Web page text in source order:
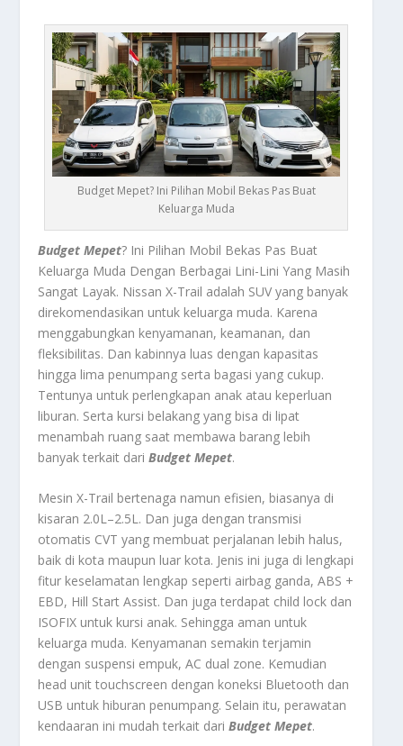
Budget Mepet? Ini Pilihan Mobil Bekas Pas Buat
Keluarga Muda
Budget Mepet? Ini Pilihan Mobil Bekas Pas Buat
Keluarga Muda Dengan Berbagai Lini-Lini Yang Masih
Sangat Layak. Nissan X-Trail adalah SUV yang banyak
direkomendasikan untuk keluarga muda. Karena
menggabungkan kenyamanan, keamanan, dan
fleksibilitas. Dan kabinnya luas dengan kapasitas
hingga lima penumpang serta bagasi yang cukup.
Tentunya untuk perlengkapan anak atau keperluan
liburan. Serta kursi belakang yang bisa di lipat
menambah ruang saat membawa barang lebih
banyak terkait dariBudget Mepet.
Mesin X-Trail bertenaga namun efisien, biasanya di
kisaran 2.0L–2.5L. Dan juga dengan transmisi
otomatis CVT yang membuat perjalanan lebih halus,
baik di kota maupun luar kota. Jenis ini juga di lengkapi
fitur keselamatan lengkap seperti airbag ganda, ABS +
EBD, Hill Start Assist. Dan juga terdapat child lock dan
ISOFIX untuk kursi anak. Sehingga aman untuk
keluarga muda. Kenyamanan semakin terjamin
dengan suspensi empuk, AC dual zone. Kemudian
head unit touchscreen dengan koneksi Bluetooth dan
USB untuk hiburan penumpang. Selain itu, perawatan
kendaaran ini mudah terkait dariBudget Mepet.